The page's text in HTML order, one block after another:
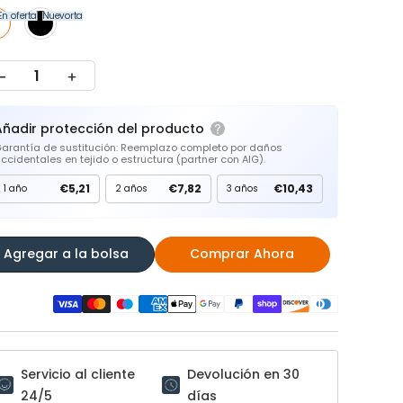
oferta En oferta
Nuevo
protección del producto
de sustitución: Reemplazo completo por daños
en tejido o estructura (partner con AIG).
1 año €5,21 2 años €7,82 3 años €10,43
Agregar a la bolsa Comprar Ahora
Servicio al cliente
24/5
Devolución en 30
días